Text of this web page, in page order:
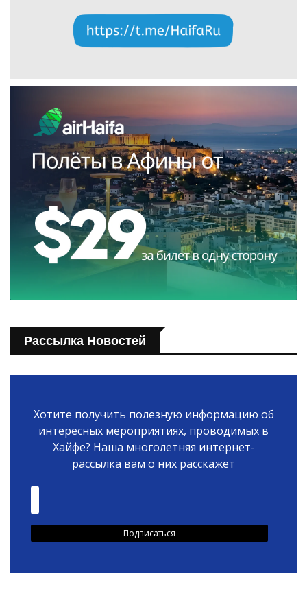
Рассылка Новостей
Хотите получить полезную информацию об
интересных мероприятиях, проводимых в
Хайфе? Наша многолетняя интернет-
рассылка вам о них расскажет